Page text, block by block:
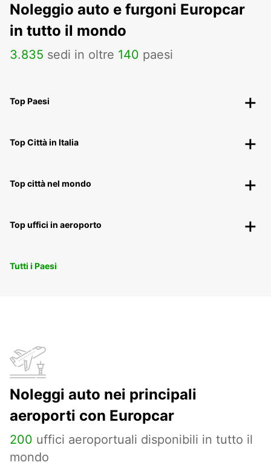
Noleggio auto e furgoni Europcar
in tutto il mondo
3.835 sedi in oltre 140 paesi
Top Paesi
Top Città in Italia
Top città nel mondo
Top uffici in aeroporto
Tutti i Paesi
Noleggi auto nei principali
aeroporti con Europcar
200 uffici aeroportuali disponibili in tutto il
mondo